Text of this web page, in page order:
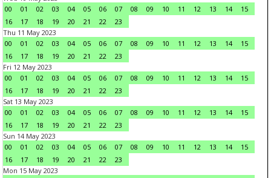
00
01 02 03 04 05 06 07 08 09 10 11 12 13 14
15
16
17 18 19 20 21 22
23
Thu 11 May 2023
00
01 02 03 04 05 06 07 08 09 10 11 12 13 14
15
16
17 18 19 20 21 22
23
Fri 12 May 2023
00
01 02 03 04 05 06 07 08 09 10 11 12 13 14
15
16
17 18 19 20 21 22
23
Sat 13 May 2023
00
01 02 03 04 05 06 07 08 09 10 11 12 13 14
15
16
17 18 19 20 21 22
23
Sun 14 May 2023
00
01 02 03 04 05 06 07 08 09 10 11 12 13 14
15
16
17 18 19 20 21 22
23
Mon 15 May 2023